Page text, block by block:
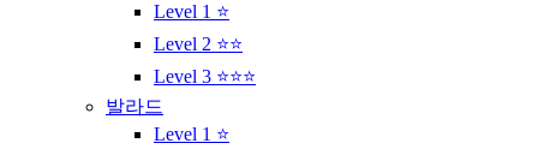
Level 1 ⭐
Level 2 ⭐⭐
Level 3 ⭐⭐⭐
발라드
Level 1 ⭐